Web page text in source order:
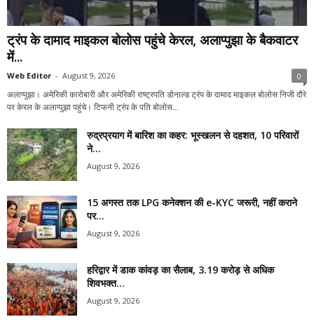
ट्रंप के दामाद माइकल बोलोस पहुंचे केरल, अलाप्पुझा के बैकवाटर
में...
Web Editor - August 9, 2026 0
अलाप्पुझा। अमेरिकी कारोबारी और अमेरिकी राष्ट्रपति डोनाल्ड ट्रंप के दामाद माइकल बोलोस निजी दौरे
पर केरल के अलाप्पुझा पहुंचे। टिफनी ट्रंप के पति बोलोस...
रुद्रप्रयाग में बारिश का कहर: भूस्खलन से दहशत, 10 परिवारों
ने...
August 9, 2026
15 अगस्त तक LPG कनेक्शन की e-KYC जरूरी, नहीं कराने
पर...
August 9, 2026
हरिद्वार में डाक कांवड़ का सैलाब, 3.19 करोड़ से अधिक
शिवभक्त...
August 9, 2026